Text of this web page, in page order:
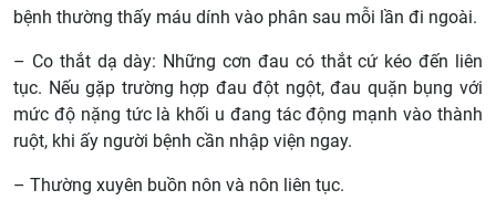
bệnh thường thấy máu dính vào phân sau mỗi lần đi ngoài.
– Co thắt dạ dày: Những cơn đau có thắt cứ kéo đến liên
tục. Nếu gặp trường hợp đau đột ngột, đau quặn bụng với
mức độ nặng tức là khối u đang tác động mạnh vào thành
ruột, khi ấy người bệnh cần nhập viện ngay.
– Thường xuyên buồn nôn và nôn liên tục.